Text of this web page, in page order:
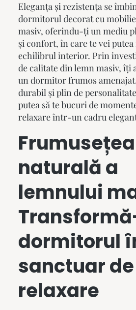
Eleganța și rezistența se
dormitorul decorat cu
masiv, oferindu-ți un mediu
și confort, în care te vei
echilibrul interior. Prin
de calitate din lemn masiv, îți
un dormitor frumos
durabil și plin de
putea să te bucuri de
relaxare într-un cadru
Frumusețea
naturală a
lemnului
dormitorul
sanctuar de
relaxare